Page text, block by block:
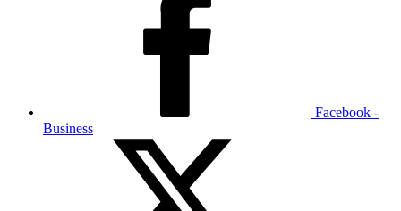
Facebook -
Business